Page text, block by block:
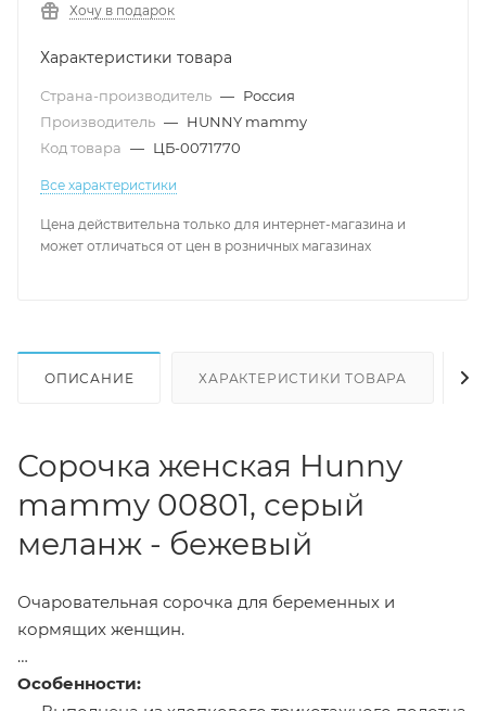
Хочу в подарок
Характеристики товара
Страна-производитель — Россия
Производитель — HUNNY mammy
Код товара — ЦБ-0071770
Все характеристики
Цена действительна только для интернет-магазина и
может отличаться от цен в розничных магазинах
ОПИСАНИЕ ХАРАКТЕРИСТИКИ ТОВАРА
Сорочка женская Hunny
mammy 00801, серый
меланж - бежевый
Очаровательная сорочка для беременных и
кормящих женщин.
Особенности: